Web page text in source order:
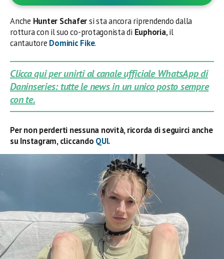
Anche Hunter Schafersi sta ancora riprendendo dalla
rottura con il suo co-protagonista di Euphoria, il
cantautore Dominic Fike.
Clicca qui per unirti al canale ufficiale WhatsApp di
Daninseries: tutte le news in un unico posto sempre
con te.
Per non perderti nessuna novità, ricorda di seguirci anche
su Instagram, cliccando QUI.